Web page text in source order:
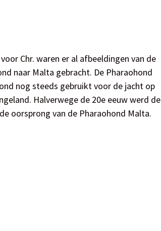
Chr. waren er al afbeeldingen van de
naar Malta gebracht. De Pharaohond
nog steeds gebruikt voor de jacht op
Halverwege de 20e eeuw werd de
oorsprong van de Pharaohond Malta.